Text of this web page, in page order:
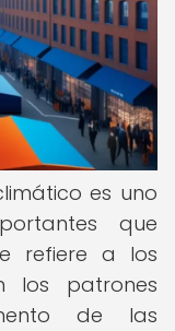
es uno
que
refiere a los
los patrones
de las